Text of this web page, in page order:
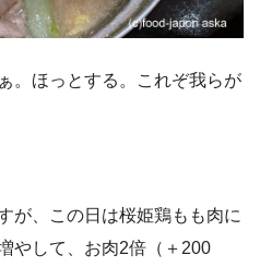
。ほっとする。これぞ我らが
が、この日は桜姫鶏もも肉に
やして、お肉2倍（＋200